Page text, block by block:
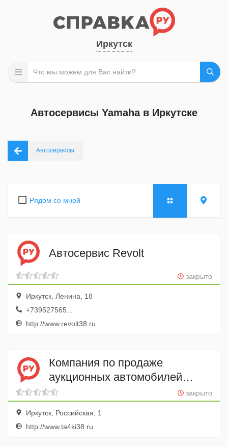
Иркутск
Автосервисы Yamaha в Иркутске
Автосервисы
Рядом со мной
Автосервис Revolt
закрыто
Иркутск, Ленина, 18
+739527565...
http://www.revolt38.ru
Компания по продаже
аукционных автомобилей
Тачки
закрыто
Иркутск, Российская, 1
http://www.ta4ki38.ru